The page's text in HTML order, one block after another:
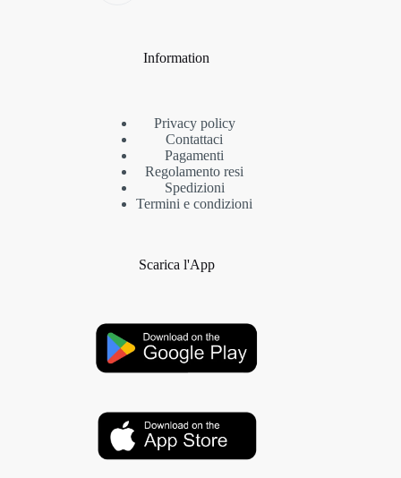
Information
Privacy policy
Contattaci
Pagamenti
Regolamento resi
Spedizioni
Termini e condizioni
Scarica l'App